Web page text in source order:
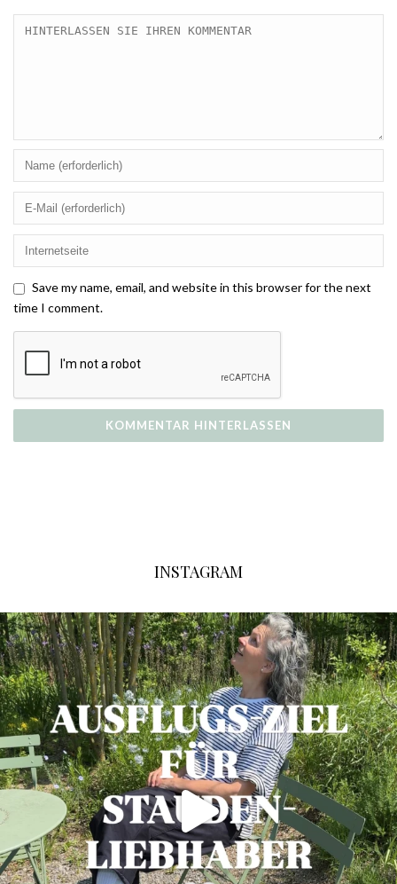
Save my name, email, and website in this browser for the next
time I comment.
INSTAGRAM